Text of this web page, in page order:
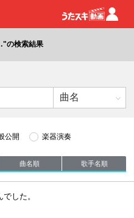
の検索結果
公開 楽器演奏
曲名順 歌手名順
した。